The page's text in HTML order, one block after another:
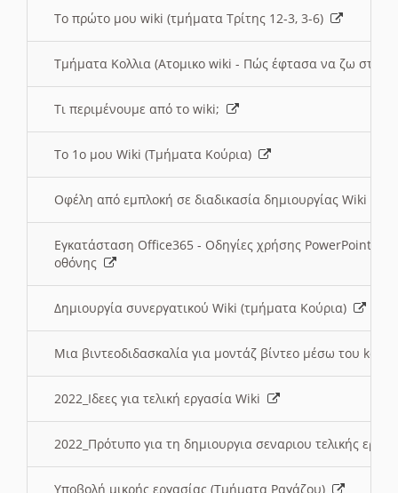
Το πρώτο μου wiki (τμήματα Τρίτης 12-3, 3-6)
Τμήματα Κολλια (Ατομικο wiki - Πώς έφτασα να ζω στην
Τι περιμένουμε από το wiki;
Το 1ο μου Wiki (Τμήματα Κούρια)
Οφέλη από εμπλοκή σε διαδικασία δημιουργίας Wiki
Εγκατάσταση Office365 - Οδηγίες χρήσης PowerPoint
οθόνης
Δημιουργία συνεργατικού Wiki (τμήματα Κούρια)
Μια βιντεοδιδασκαλία για μοντάζ βίντεο μέσω του
2022_Ιδεες για τελική εργασία Wiki
2022_Πρότυπο για τη δημιουργια σεναριου τελικής
Υποβολή μικρής εργασίας (Τμήματα Ραγάζου)